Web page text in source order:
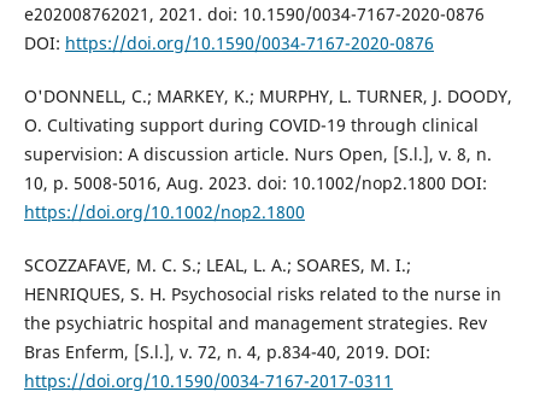
e202008762021, 2021. doi: 10.1590/0034-7167-2020-0876
DOI: https://doi.org/10.1590/0034-7167-2020-0876
O'DONNELL, C.; MARKEY, K.; MURPHY, L. TURNER, J. DOODY,
O. Cultivating support during COVID-19 through clinical
supervision: A discussion article. Nurs Open, [S.l.], v. 8, n.
10, p. 5008-5016, Aug. 2023. doi: 10.1002/nop2.1800 DOI:
https://doi.org/10.1002/nop2.1800
SCOZZAFAVE, M. C. S.; LEAL, L. A.; SOARES, M. I.;
HENRIQUES, S. H. Psychosocial risks related to the nurse in
the psychiatric hospital and management strategies. Rev
Bras Enferm, [S.l.], v. 72, n. 4, p.834-40, 2019. DOI:
https://doi.org/10.1590/0034-7167-2017-0311